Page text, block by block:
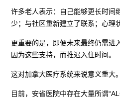
许多老人表示：自己能够更长时间
少；与社区重新建立了联系；心理
更重要的是，即便未来最终仍需进
因为这些支持，而推迟入住时间。
这对加拿大医疗系统来说意义重大。
目前，安省医院中存在大量所谓